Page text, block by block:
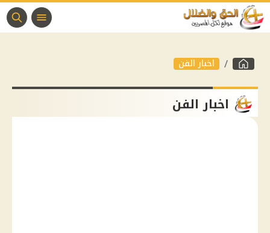
اخبار الفن
اخبار الفن